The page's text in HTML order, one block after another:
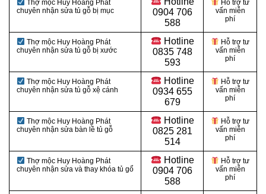
Thợ mộc Huy Hoàng Phát
chuyên nhận sửa tủ gỗ bị mục
0904 706
588
Hỗ trợ tư
vấn miễn
phí
Thợ mộc Huy Hoàng Phát
chuyên nhận sửa tủ gỗ bị xước
Hotline
0835 748
593
Hỗ trợ tư
vấn miễn
phí
Thợ mộc Huy Hoàng Phát
chuyên nhận sửa tủ gỗ xệ cánh
Hotline
0934 655
679
Hỗ trợ tư
vấn miễn
phí
Thợ mộc Huy Hoàng Phát
chuyên nhận sửa bàn lề tủ gỗ
Hotline
0825 281
514
Hỗ trợ tư
vấn miễn
phí
Thợ mộc Huy Hoàng Phát
chuyên nhận sửa và thay khóa tủ gổ
Hotline
0904 706
588
Hỗ trợ tư
vấn miễn
phí